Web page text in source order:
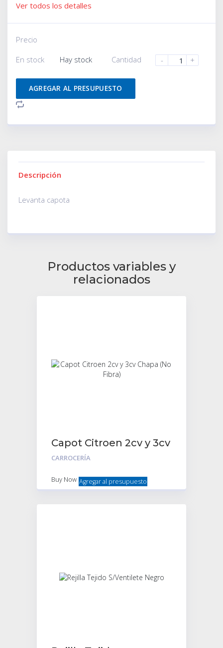
Ver todos los detalles
Precio
En stock
Hay stock Cantidad - +
AGREGAR AL PRESUPUESTO
Descripción
Levanta capota
Productos variables y
relacionados
Capot Citroen 2cv y 3cv
Chapa (No Fibra)
CARROCERÍA
Buy Now Agregar al presupuesto